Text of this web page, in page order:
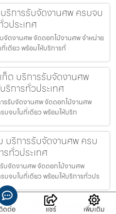
บริการรับจัดงานศพ ครบจบ
ประเทศ
จัดงานศพ จัดดอกไม้งานศพ จำหน่าย
เดียว พร้อมให้บริการทั่
ก็ต บริการรับจัดงานศพ
ริการทั่วประเทศ
รรับจัดงานศพ จัดดอกไม้งานศพ
บจบในที่เดียว พร้อมให้บริก
บริการรับจัดงานศพ ครบ
ทั่วประเทศ
บจัดงานศพ จัดดอกไม้งานศพ
บจบในที่เดียว พร้อมให้บริการทั่วปร
บริการรับจัดงานศพ ครบ
ดต่อ แชร์ เพิ่มเติม